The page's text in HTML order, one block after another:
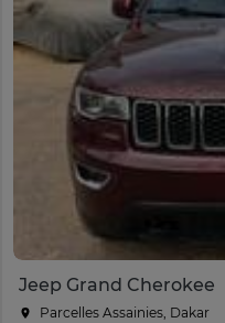
Jeep Grand Cherokee
Parcelles Assainies, Dakar